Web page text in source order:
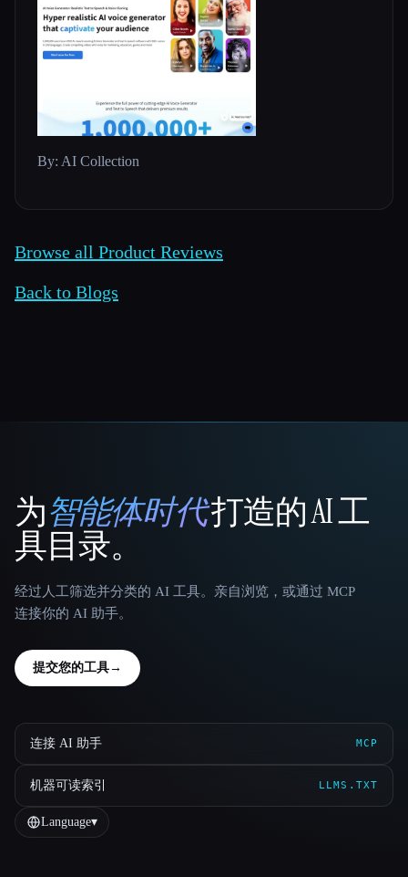
By: AI Collection
Browse all Product Reviews
Back to Blogs
That AI Collection
为智能体时代打造的 AI 工
具目录。
经过人工筛选并分类的 AI 工具。亲自浏览，或通过 MCP
连接你的 AI 助手。
提交您的工具→
连接 AI 助手 MCP
机器可读索引 LLMS.TXT
Language▾